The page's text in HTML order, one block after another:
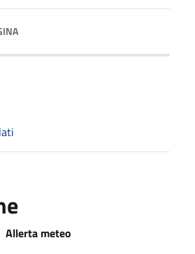
Allerta meteo